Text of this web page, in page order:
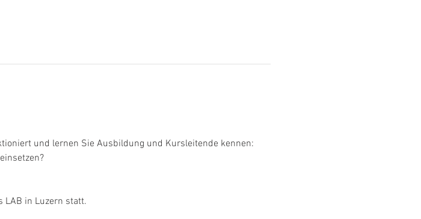
und lernen Sie Ausbildung und Kursleitende kennen:
LAB in Luzern statt.